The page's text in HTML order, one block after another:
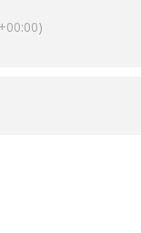
qui réchauffe le